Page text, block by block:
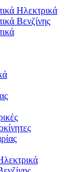
Ηλεκτρικά
Βενζίνης